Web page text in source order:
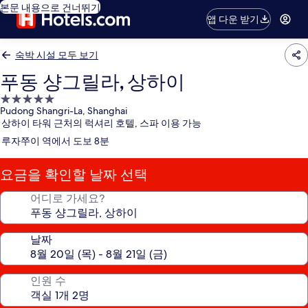
본문 내용으로 건너뛰기
앱 다운 받기
숙박 시설 모두 보기
푸동 샹그릴라, 상하이
5.0
성
급
숙
박
시
설
Pudong Shangri-La, Shanghai
상하이 타워 근처의 럭셔리 호텔, 스파 이용 가능
루자쭈이 역에서 도보 8분
요금을 확인할 날짜 선택
어디로 가세요?
날짜
인원 수